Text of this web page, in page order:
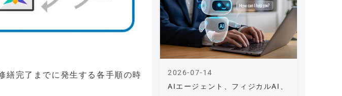
繕完了までに発生する各手順の時
AIエージェント、フィジカルAI、
2026-07-14